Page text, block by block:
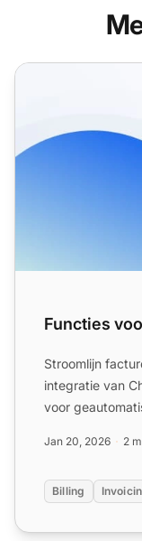
Functies voor
Functies
Stroomlijn
integratie van
voor
Jan 20, 2026 2
Billing